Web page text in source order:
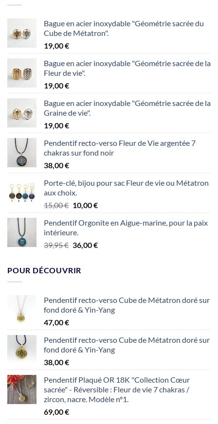
Bague en acier inoxydable "Géométrie sacrée du
Cube de Métatron".
19,00€
Bague en acier inoxydable "Géométrie sacrée de la
Fleur de vie".
19,00€
Bague en acier inoxydable "Géométrie sacrée de la
Graine de vie".
19,00€
Pendentif recto-verso Fleur de Vie argentée 7
chakras sur fond noir
38,00€
Porte-clé, bijou pour sac Fleur de vie ou Métatron
aux choix.
15,00€ Le
initial
était :
15,00 €.
10,00€Le
actuel
10,00 €.
Pendentif Orgonite en Aigue-marine, pour la paix
intérieure.
39,95€ Le
était :
36,00€Le
POUR DÉCOUVRIR
Pendentif recto-verso Cube de Métatron doré sur
fond doré & Yin-Yang
47,00€
Pendentif recto-verso Cube de Métatron doré sur
fond doré & Yin-Yang
38,00€
Pendentif Plaqué OR 18K "Collection Cœur
sacrée" - Réversible : Fleur de vie 7 chakras /
zircon, nacre. Modèle n°1.
69,00€